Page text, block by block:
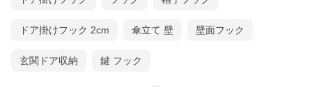
ドア掛けフック 2cm 傘立て 壁 壁面フック
玄関ドア収納 鍵 フック